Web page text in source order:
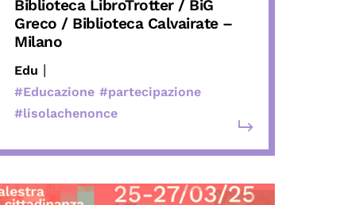
Biblioteca LibroTrotter / BiG
Greco / Biblioteca Calvairate –
Milano
Edu |
#Educazione #partecipazione
#lisolachenonce